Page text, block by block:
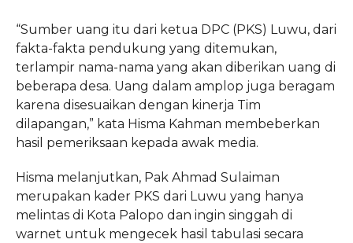
“Sumber uang itu dari ketua DPC (PKS) Luwu, dari
fakta-fakta pendukung yang ditemukan,
terlampir nama-nama yang akan diberikan uang di
beberapa desa. Uang dalam amplop juga beragam
karena disesuaikan dengan kinerja Tim
dilapangan,” kata Hisma Kahman membeberkan
hasil pemeriksaan kepada awak media.
Hisma melanjutkan, Pak Ahmad Sulaiman
merupakan kader PKS dari Luwu yang hanya
melintas di Kota Palopo dan ingin singgah di
warnet untuk mengecek hasil tabulasi secara